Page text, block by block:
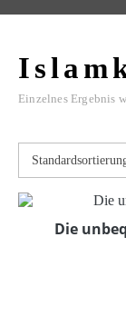
Einzelnes Ergebnis
Die